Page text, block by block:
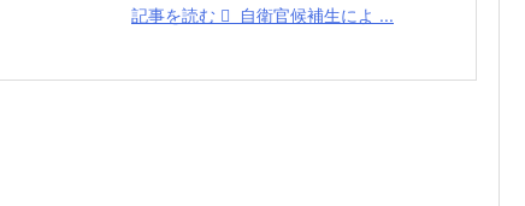
記事を読む 自衛官候補生によ ...